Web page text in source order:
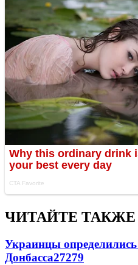
ЧИТАЙТЕ ТАКЖЕ
Украинцы
Донбасса27279